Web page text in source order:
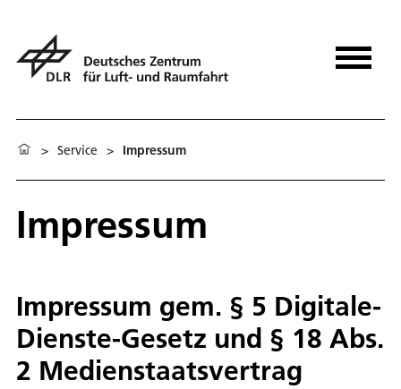
> Service > Impressum
Impressum
Impressum gem. § 5 Digitale-
Dienste-Gesetz und § 18 Abs.
2 Medienstaatsvertrag